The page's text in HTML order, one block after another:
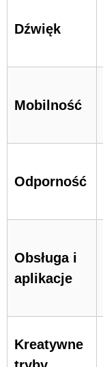
Dźwięk
Mobilność
Odporność
Obsługa i
aplikacje
Kreatywne